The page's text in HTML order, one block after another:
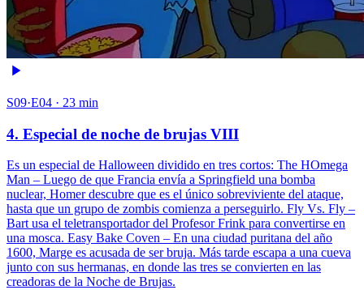
S09·E04 · 23 min
4. Especial de noche de brujas VIII
Es un especial de Halloween dividido en tres cortos: The HOmega
Man – Luego de que Francia envía a Springfield una bomba
nuclear, Homer descubre que es el único sobreviviente del ataque,
hasta que un grupo de zombis comienza a perseguirlo. Fly Vs. Fly –
Bart usa el teletransportador del Profesor Frink para convertirse en
una mosca. Easy Bake Coven – En una ciudad puritana del año
1600, Marge es acusada de ser bruja. Más tarde escapa a una cueva
junto con sus hermanas, en donde las tres se convierten en las
creadoras de la Noche de Brujas.